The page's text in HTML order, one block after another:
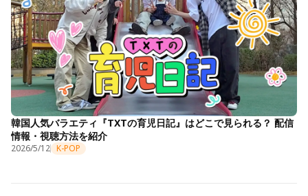
韓国人気バラエティ『TXTの育児日記』はどこで見られる？ 配信
情報・視聴方法を紹介
2026/5/12 K-POP